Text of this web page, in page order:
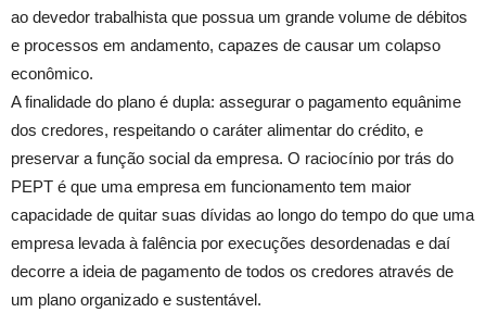
ao devedor trabalhista que possua um grande volume de débitos
e processos em andamento, capazes de causar um colapso
econômico.
A finalidade do plano é dupla: assegurar o pagamento equânime
dos credores, respeitando o caráter alimentar do crédito, e
preservar a função social da empresa. O raciocínio por trás do
PEPT é que uma empresa em funcionamento tem maior
capacidade de quitar suas dívidas ao longo do tempo do que uma
empresa levada à falência por execuções desordenadas e daí
decorre a ideia de pagamento de todos os credores através de
um plano organizado e sustentável.